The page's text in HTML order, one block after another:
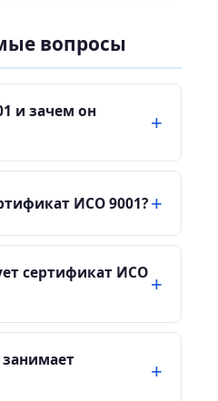
вопросы
и зачем он
ИСО 9001?
сертификат ИСО